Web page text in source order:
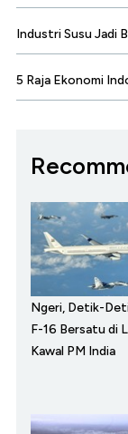
Industri Susu Jadi
5 Raja Ekonomi
Ngeri, Detik-
F-16 Bersatu di
Kawal PM India